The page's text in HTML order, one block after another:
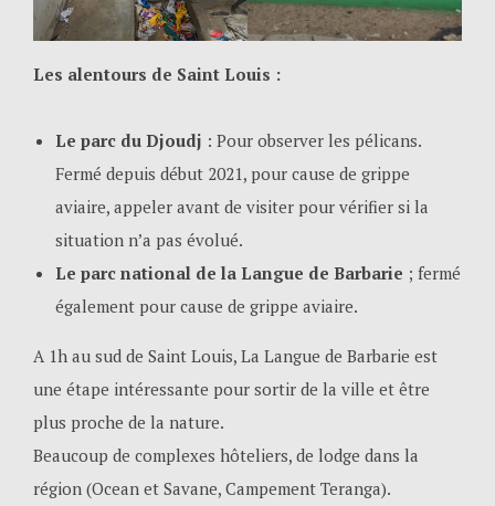
Les alentours de Saint Louis :
Le parc du Djoudj : Pour observer les pélicans.
Fermé depuis début 2021, pour cause de grippe
aviaire, appeler avant de visiter pour vérifier si la
situation n’a pas évolué.
Le parc national de la Langue de Barbarie ; fermé
également pour cause de grippe aviaire.
A 1h au sud de Saint Louis, La Langue de Barbarie est
une étape intéressante pour sortir de la ville et être
plus proche de la nature.
Beaucoup de complexes hôteliers, de lodge dans la
région (Ocean et Savane, Campement Teranga).